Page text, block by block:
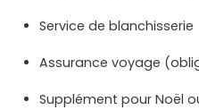
Service de blanchisserie
Assurance voyage
Supplément pour Noël